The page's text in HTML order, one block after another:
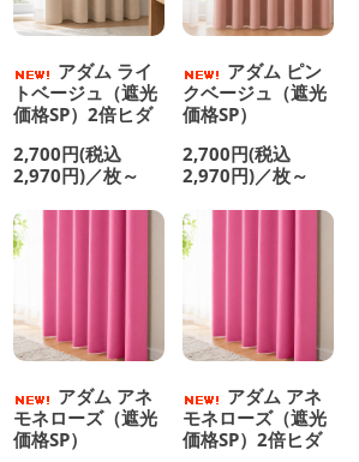
アダム ライ
トベージュ（遮光
価格SP）2倍ヒダ
2,700円(税込
2,970円)／枚～
アダム ピン
クベージュ（遮光
価格SP）
2,700円(税込
2,970円)／枚～
アダム アネ
モネローズ（遮光
価格SP）
アダム アネ
モネローズ（遮光
価格SP）2倍ヒダ